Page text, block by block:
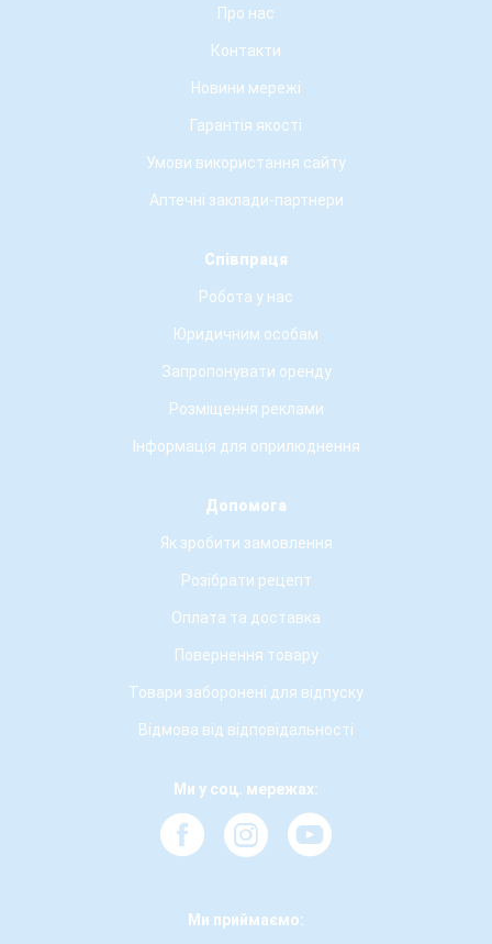
Про нас
Контакти
Новини мережі
Гарантія якості
Умови використання сайту
Аптечні заклади-партнери
Співпраця
Робота у нас
Юридичним особам
Запропонувати оренду
Розміщення реклами
Інформація для оприлюднення
Допомога
Як зробити замовлення
Розібрати рецепт
Оплата та доставка
Повернення товару
Товари заборонені для відпуску
Відмова від відповідальності
Ми у соц. мережах:
Ми приймаємо: